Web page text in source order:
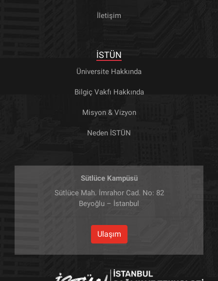
İletişim
İSTÜN
Üniversite Hakkında
Bilgiç Vakfı Hakkında
Misyon & Vizyon
Neden İSTÜN
Sütlüce Kampüsü
Sütlüce Mah. İmrahor Cad. No: 82
Beyoğlu – İstanbul
Ulaşım